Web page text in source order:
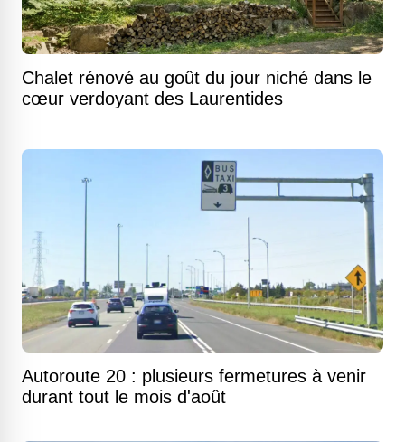
Chalet rénové au goût du jour niché dans le
cœur verdoyant des Laurentides
Autoroute 20 : plusieurs fermetures à venir
durant tout le mois d'août